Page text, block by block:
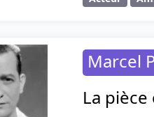
Marcel
La